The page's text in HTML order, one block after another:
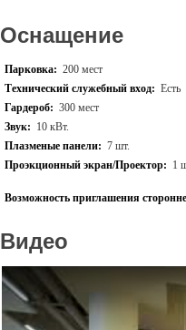
– Высокий уровень организации
– Возможность проведения
Оснащение
Парковка: 200 мест
Технический служебный вход: Есть
Гардероб: 300 мест
Звук: 10 кВт.
Плазменые панели: 7 шт.
Проэкционный экран/Проектор: 1
Возможность приглашения
Видео